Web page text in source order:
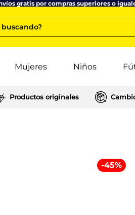
gratis por compras superiores o
Mujeres Niños
Productos originales
-45%